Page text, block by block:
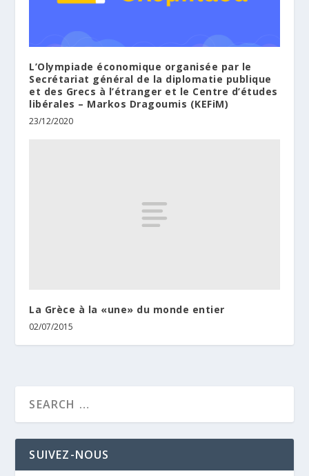
L’Olympiade économique organisée par le
Secrétariat général de la diplomatie publique
et des Grecs à l’étranger et le Centre d’études
libérales – Markos Dragoumis (KEFiM)
23/12/2020
La Grèce à la «une» du monde entier
02/07/2015
SUIVEZ-NOUS